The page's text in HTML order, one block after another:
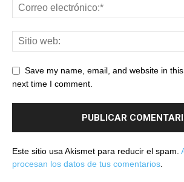
Save my name, email, and website in
next time I comment.
Este sitio usa Akismet para reducir el spam.
procesan los datos de tus comentarios